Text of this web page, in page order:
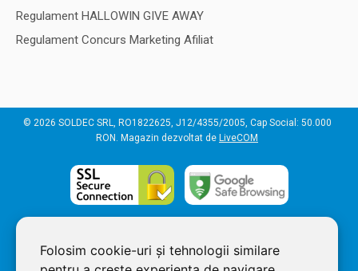
Folosim cookie-uri și tehnologii similare
Regulament HALLOWIN GIVE AWAY
Regulament Concurs Marketing Afiliat
© 2026 SOLDEC SRL, RO1822625, J12/4355/2005, Cap Social: 50.000
RON. Magazin dezvoltat de LiveCOM